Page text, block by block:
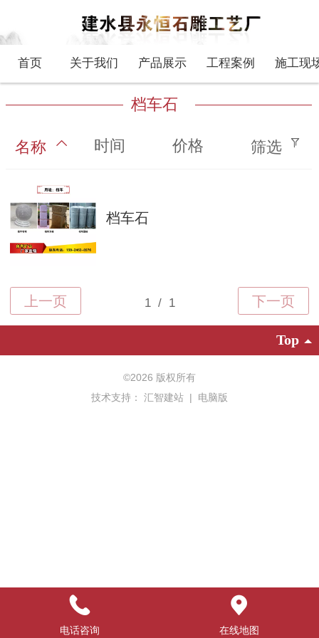
首页 关于我们 产品展示 工程案例 施工现
档车石
名称 时间 价格 筛选
档车石
Top
©2026 版权所有
技术支持： 汇智建站 | 电脑版
电话咨询 在线地图